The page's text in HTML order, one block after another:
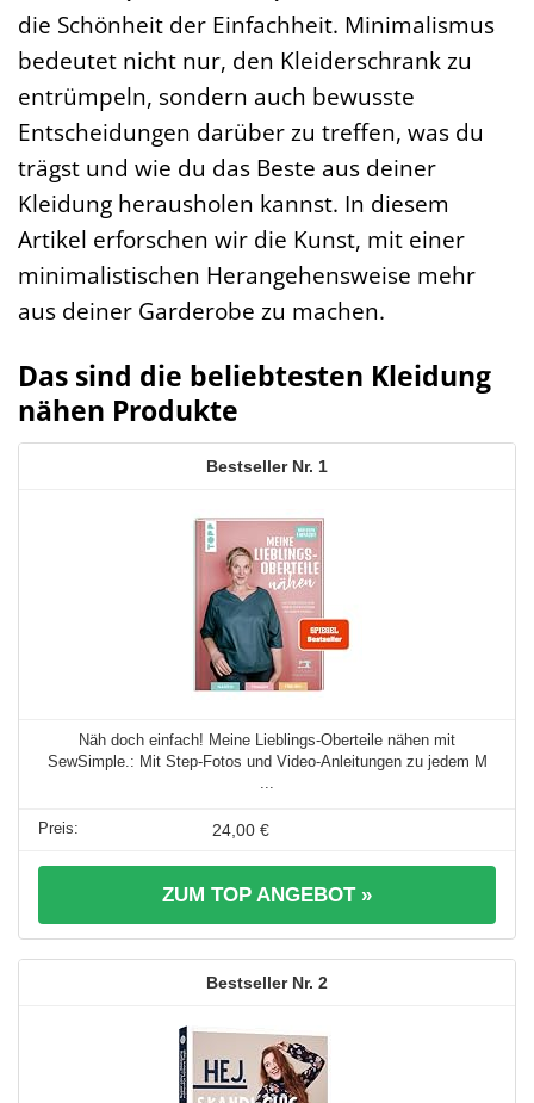
die Schönheit der Einfachheit. Minimalismus
bedeutet nicht nur, den Kleiderschrank zu
entrümpeln, sondern auch bewusste
Entscheidungen darüber zu treffen, was du
trägst und wie du das Beste aus deiner
Kleidung herausholen kannst. In diesem
Artikel erforschen wir die Kunst, mit einer
minimalistischen Herangehensweise mehr
aus deiner Garderobe zu machen.
Das sind die beliebtesten Kleidung
nähen Produkte
1
Näh doch einfach! Meine Lieblings-Oberteile nähen mit
SewSimple.: Mit Step-Fotos und Video-Anleitungen zu jedem M
24,00 €
ZUM TOP ANGEBOT »
2